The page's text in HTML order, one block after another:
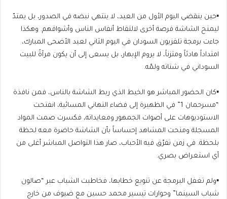
▪️حين ينقضي اليوم الأول من العيد، لا ينتهي نبضه في الصدور، بل يمتدّ
ليمنح الشاشة فرصة أخرى لالتقاط أنفاس الناس وأشواقهم. وهكذا
جاءت برمجة تلفزيون السودان في اليوم الثاني لعيد الأضحى المبارك،
امتداداً هادئاً ومتزناً، لا يروم الإبهار، بل يسعى إلى أن يكون مرآةً للبيت
السوداني في شتاته ولمّه.
▪️كان الحضور المباشر هو الخيط الذي ربط الشاشة بالناس، فمن نافذة
“مسرحمان 1” في الظهيرة إلى فضاء التهاني المسائية، انفتحت
الاستوديوهات على أصوات الجمهور ومعايداته، فكسرت صمت المواد
المسجلة ومنحت المشاهد إحساساً بأن الشاشة حاضرة معه لحظة
بلحظة. في زمن تفرّق فيه الأحباب، صار هذا التواصل المباشر أغلى من
أي استعراض بصري.
▪️ولم تغفل البرمجة عن تنويع خطابها، فخاطبت الشباب عبر “صالون
شباب السينما” وحوارات تيسير محمد حسين مع ضيوف من خارج